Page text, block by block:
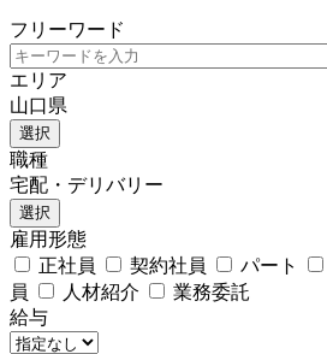
フリーワード
エリア
山口県
選択
職種
宅配・デリバリー
選択
雇用形態
正社員
契約社員 パート
員
人材紹介
業務委託
給与